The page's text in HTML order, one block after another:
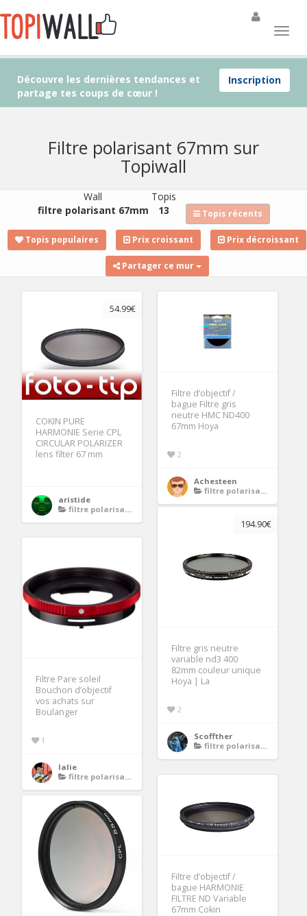
Inscription
Découvre les dernières tendances et
partage tes coups de cœur !
Filtre polarisant 67mm sur
Topiwall
Wall
filtre polarisant 67mm
Topis
13
Topis récents
Topis populaires Prix croissant Prix décroissant
Partager ce mur
54.99€
COKIN PURE
HARMONIE Serie CPL
CIRCULAR POLARIZER
lens filter 67 mm
aristide
filtre polarisant 67mm
Filtre d’objectif /
bague Filtre gris
neutre HMC ND400
67mm Hoya
2
Achesteen
filtre polarisant 67mm
194.90€
Filtre gris neutre
variable nd3 400
82mm couleur unique
Hoya | La
2
Scoffther
filtre polarisant 67mm
Filtre Pare soleil
Bouchon d’objectif
vos achats sur
Boulanger
1
lalie
filtre polarisant 67mm
Filtre d’objectif /
bague HARMONIE
FILTRE ND Variable
67mm Cokin